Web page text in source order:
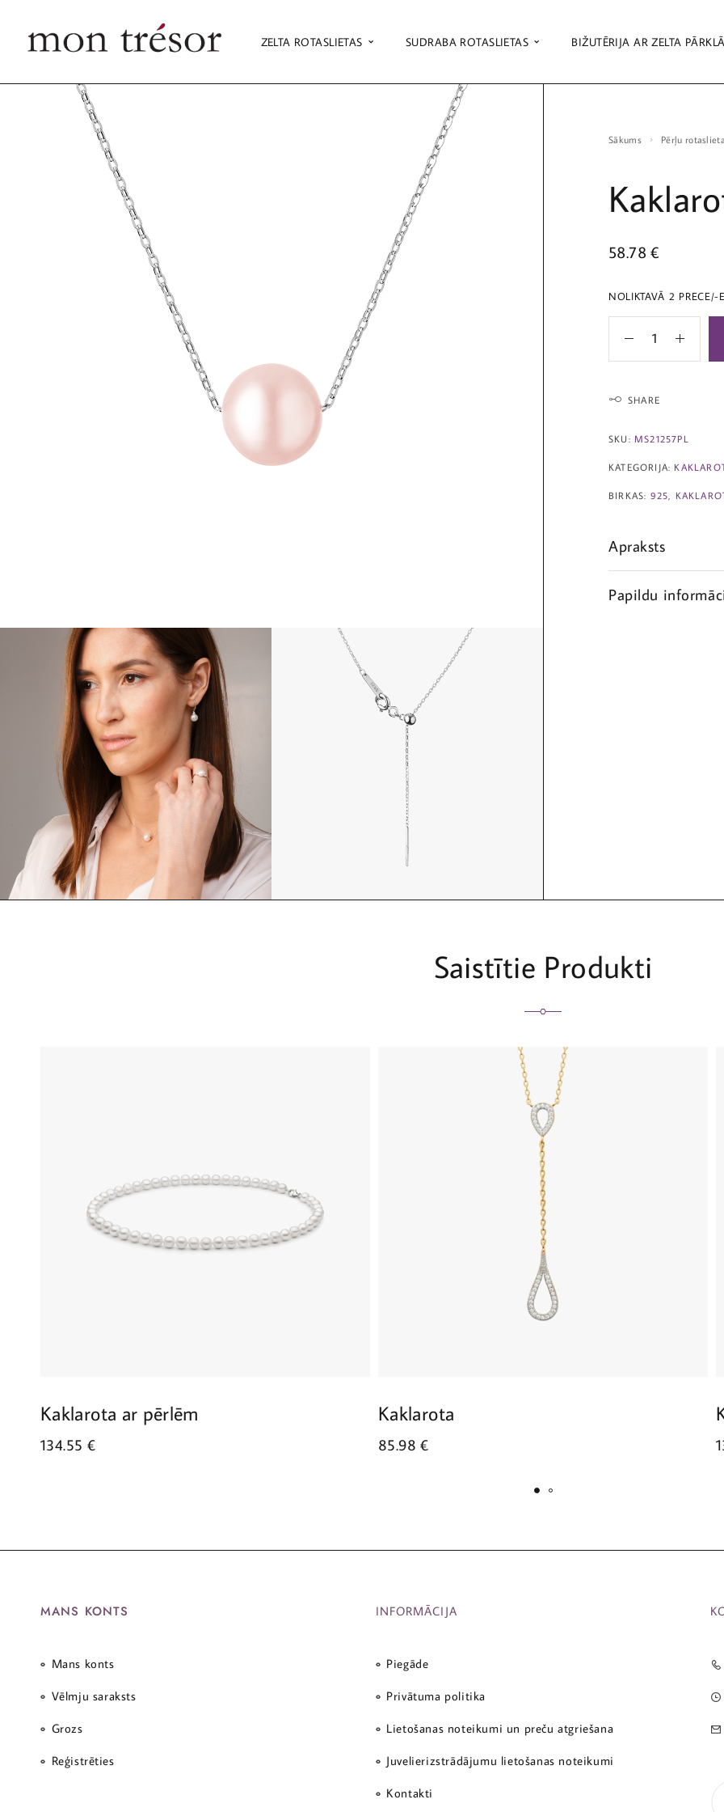
ZELTA ROTASLIETAS SUDRABA ROTASLIETAS BIŽUTĒRIJA AR ZELTA
Sākums Pērļu
58.78€
NOLIKTAVĀ 2 PRECE/-
SHARE
SKU: MS21257PL
KATEGORIJA:
BIRKAS: 925
Apraksts
Papildu
Saistītie Produkti
Kaklarota ar pērlēm
134.55 €
Kaklarota
85.98€
MANS KONTS
Mans konts
Vēlmju saraksts
Grozs
Reģistrēties
INFORMĀCIJA
Piegāde
Privātuma politika
Lietošanas noteikumi un preču atgriešana
Juvelierizstrādājumu lietošanas noteikumi
Kontakti